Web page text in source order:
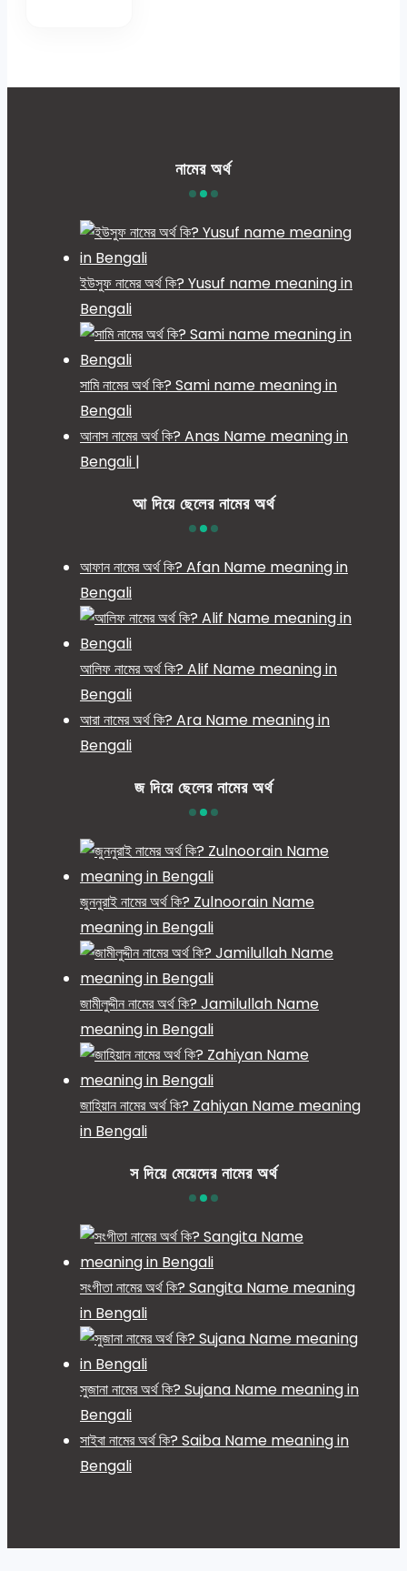
নামের অর্থ
ইউসুফ নামের অর্থ কি? Yusuf name meaning in
Bengali
সামি নামের অর্থ কি? Sami name meaning in
Bengali
আনাস নামের অর্থ কি? Anas Name meaning in
Bengali |
আ দিয়ে ছেলের নামের অর্থ
আফান নামের অর্থ কি? Afan Name meaning in
Bengali
আলিফ নামের অর্থ কি? Alif Name meaning in
Bengali
আরা নামের অর্থ কি? Ara Name meaning in
Bengali
জ দিয়ে ছেলের নামের অর্থ
জুননুরাই নামের অর্থ কি? Zulnoorain Name
meaning in Bengali
জামীলুদ্দীন নামের অর্থ কি? Jamilullah Name
meaning in Bengali
জাহিয়ান নামের অর্থ কি? Zahiyan Name meaning
in Bengali
স দিয়ে মেয়েদের নামের অর্থ
সংগীতা নামের অর্থ কি? Sangita Name meaning
in Bengali
সুজানা নামের অর্থ কি? Sujana Name meaning in
Bengali
সাইবা নামের অর্থ কি? Saiba Name meaning in
Bengali